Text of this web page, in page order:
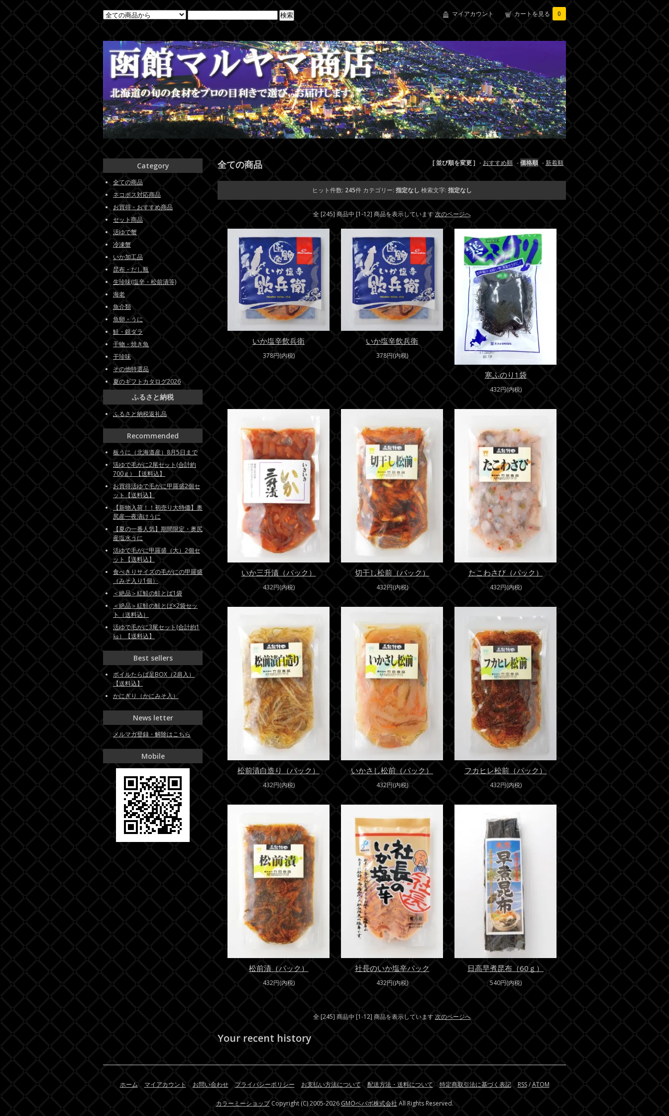
マイアカウント カートを見る 0
[ 並び順を変更 ] -おすすめ順 -価格順 - 新着順
全ての商品
ヒット件数: 245件 カテゴリー: 指定なし 検索文字: 指定なし
全 [245] 商品中 [1-12] 商品を表示しています次のページへ
いか塩辛飲兵衛
378円(内税)
いか塩辛飲兵衛
378円(内税)
寒ふのり1袋
432円(内税)
いか三升漬（パック）
432円(内税)
切干し松前（パック）
432円(内税)
たこわさび（パック）
432円(内税)
松前漬白造り（パック）
432円(内税)
いかさし松前（パック）
432円(内税)
フカヒレ松前（パック）
432円(内税)
松前漬（パック）
432円(内税)
社長のいか塩辛パック
432円(内税)
日高早煮昆布（60ｇ）
540円(内税)
全 [245] 商品中 [1-12] 商品を表示しています 次のページへ
Your recent history
Category
全ての商品
ネコポス対応商品
お買得・おすすめ商品
セット商品
活ゆで蟹
冷凍蟹
いか加工品
昆布・だし瓶
生珍味(塩辛・松前漬等)
海老
魚介類
魚卵・うに
鮭・銀ダラ
干物・焼き魚
干珍味
その他特選品
夏のギフトカタログ2026
ふるさと納税
ふるさと納税返礼品
Recommended
板うに（北海道産）8月5日まで
活ゆで毛がに2尾セット(合計約
700ｇ）【送料込】
お買得活ゆで毛がに甲羅盛2個セ
ット【送料込】
【新物入荷！！初売り大特価】奥
尻産一夜漬けうに
【夏の一番人気】期間限定・奥尻
産塩水うに
活ゆで毛がに甲羅盛（大）2個セ
ット【送料込】
食べきりサイズの毛がにの甲羅盛
（みそ入り1個）
＜絶品＞紅鮭の鮭とば1袋
＜絶品＞紅鮭の鮭とば×2袋セッ
ト（送料込）
活ゆで毛がに3尾セット(合計約1
㎏）【送料込】
Best sellers
ボイルたらば足BOX（2肩入）
【送料込】
かにぎり（かにみそ入）
News letter
メルマガ登録・解除はこちら
Mobile
ホーム マイアカウント お問い合わせ プライバシーポリシー お支払い方法について 配送方法・送料について 特定商取引法に基づく表記 RSS/ATOM
カラーミーショップCopyright (C) 2005-2026GMOペパボ株式会社 All Rights Reserved.